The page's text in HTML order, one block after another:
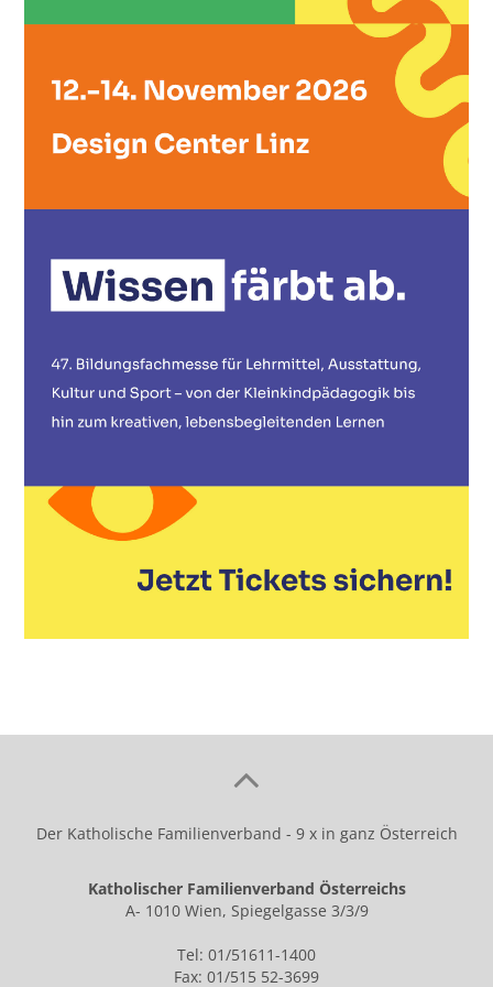
Der Katholische Familienverband - 9 x in ganz Österreich
Katholischer Familienverband Österreichs
A- 1010 Wien, Spiegelgasse 3/3/9
Tel: 01/51611-1400
Fax: 01/515 52-3699